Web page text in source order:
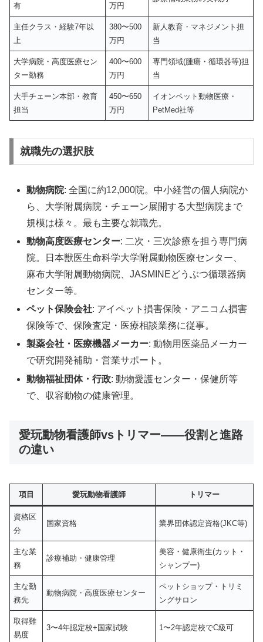
有 万円
主任クラス・経験7年以
上
380〜500
万円
新人教育・マネジメント担
当
大学病院・高度医療セン
ター勤務
400〜600
万円
専門領域(腫瘍・循環器等)担
当
大手チェーン本部・教育
担当
450〜650
万円
イオンペット動物医療・
PetMed社等
就職先の選択肢
動物病院: 全国に約12,000院。中小経営の個人病院か
ら、大学附属病院・チェーン展開する大型病院まで
規模は様々。最も主要な就職先。
動物高度医療センター: 二次・三次診療を担う専門病
院。日本獣医生命科学大学附属動物医療センター、
麻布大学附属動物病院、JASMINEどうぶつ循環器病
センター等。
ペット保険会社: アイペット損害保険・アニコム損害
保険等で、保険査定・医療相談業務に従事。
製薬会社・医療機器メーカー: 動物用医薬品メーカー
で研究開発補助・営業サポート。
動物福祉団体・行政: 動物愛護センター・保健所等
で、収容動物の健康管理。
愛玩動物看護師vsトリマー——役割と進路
の違い
項目 愛玩動物看護師 トリマー
資格区
分
国家資格 業界団体認定資格(JKC等)
主な業
務
診療補助・健康管理
美容・健康衛生(カット・
シャンプー)
主な勤
務先
動物病院・高度医療センター
ペットショップ・トリミ
ングサロン
取得難
易度
3〜4年認定校+国家試験 1〜2年認定校でC級可